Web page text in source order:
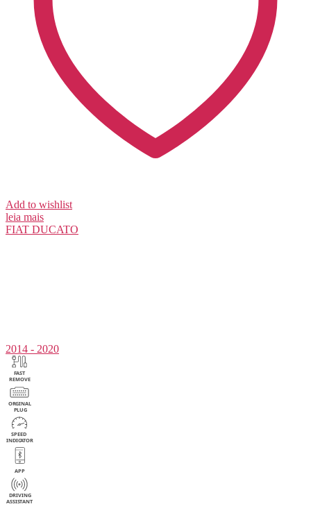
Add to wishlist
leia mais
FIAT DUCATO
2014 - 2020